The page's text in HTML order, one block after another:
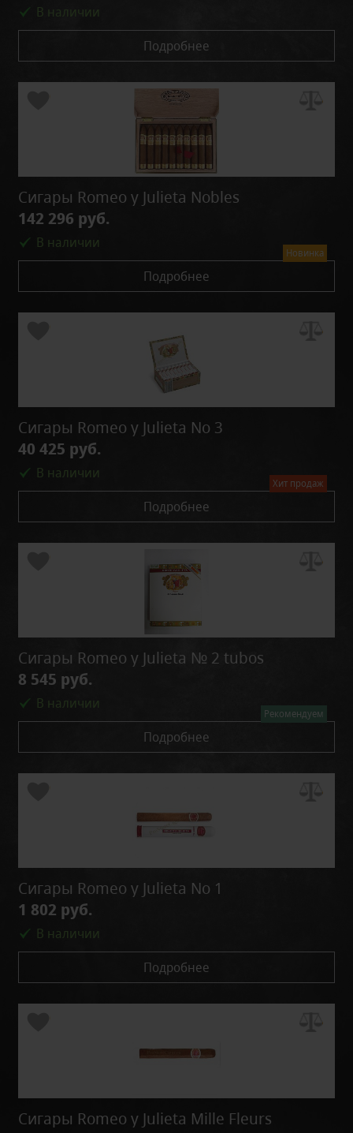
В наличии
Подробнее
Новинка
Сигары Romeo y Julieta Nobles
142 296 руб.
В наличии
Подробнее
Хит продаж
Сигары Romeo y Julieta No 3
40 425 руб.
В наличии
Подробнее
Рекомендуем
Сигары Romeo y Julieta № 2 tubos
8 545 руб.
В наличии
Подробнее
Сигары Romeo y Julieta No 1
1 802 руб.
В наличии
Подробнее
Сигары Romeo y Julieta Mille Fleurs